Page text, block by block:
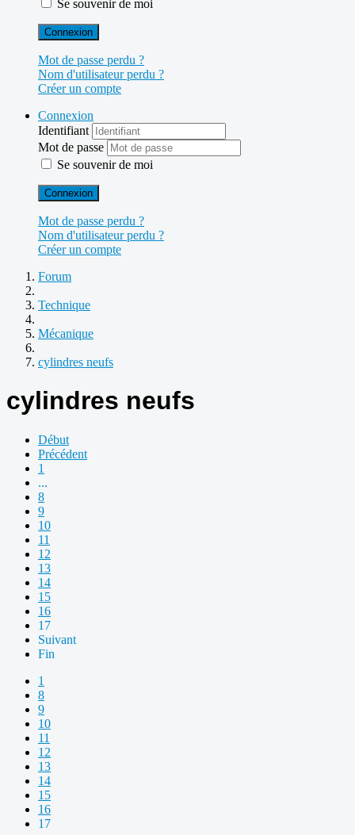
Se souvenir de moi
Connexion
Mot de passe perdu ?
Nom d'utilisateur perdu ?
Créer un compte
Connexion
Identifiant
Mot de passe
Se souvenir de moi
Connexion
Mot de passe perdu ?
Nom d'utilisateur perdu ?
Créer un compte
Forum
Technique
Mécanique
cylindres neufs
cylindres neufs
Début
Précédent
1
...
8
9
10
11
12
13
14
15
16
17
Suivant
Fin
1
8
9
10
11
12
13
14
15
16
17